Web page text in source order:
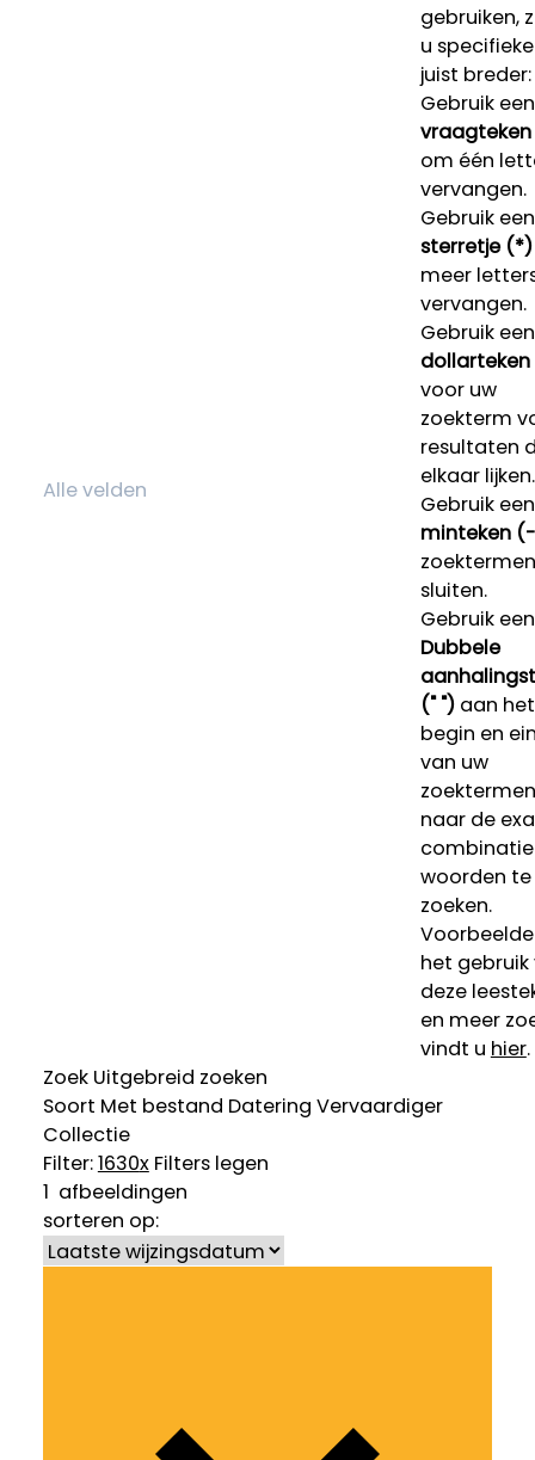
gebruiken,
u
juist breder:
Gebruik een
om één
vervangen.
Gebruik een
sterretje (*)
meer
vervangen.
Gebruik een
voor uw
zoekterm
resultaten
elkaar lijken.
Gebruik een
minteken
sluiten.
Gebruik een
Dubbele
(" ")aan het
begin en
van uw
naar de
woorden te
zoeken.
het gebruik
deze
en meer
vindt u hier.
Zoek Uitgebreid zoeken
Soort Met bestand Datering Vervaardiger
Collectie
Filter:1630x Filters legen
1 afbeeldingen
sorteren op: